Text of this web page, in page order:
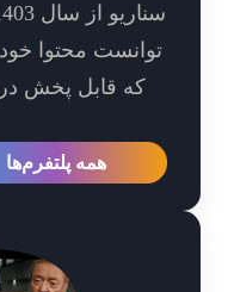
سناریو از سال
که قابل پخش در هر
همه پلتفرم‌ها